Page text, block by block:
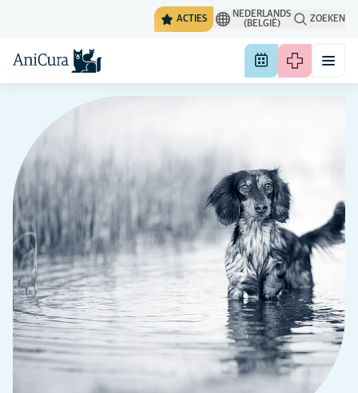
ACTIES
NEDERLANDS
(BELGIË)
ZOEKEN